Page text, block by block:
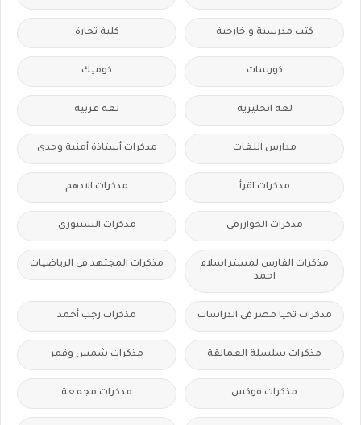
كتب مدرسية و خارجية كلية تجارة
كورسات كوميك
لغة انجليزية لغة عربية
مدارس اللغات مذكرات أستاذة أمنية وجدى
مذكرات اقرأ مذكرات الادهم
مذكرات الخوارزمى مذكرات الشنتورى
مذكرات الفارس لمستر اسلام
احمد
مذكرات المجتهد فى الرياضيات
مذكرات تحيا مصر فى الدراسات مذكرات رجب أحمد
مذكرات سلسلة العمالقة مذكرات شمس وقمر
مذكرات فوكس مذكرات مجمعة